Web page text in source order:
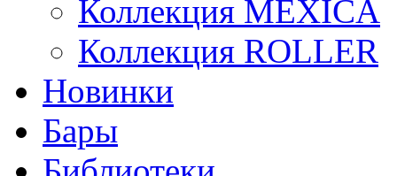
Коллекция MEXICA
Коллекция ROLLER
Новинки
Бары